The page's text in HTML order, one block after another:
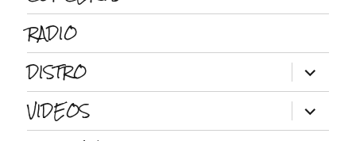
RADIO
DISTRO
ouvrir
le
sous-
menu
VIDEOS ouvrir
le
sous-